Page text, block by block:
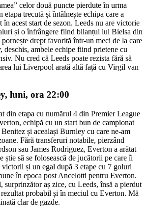
celor două puncte pierdute în urma
etapa trecută și întâlnește echipa care a
în acest start de sezon. Leeds nu are victorie
și o înfrângere fiind bilanțul lui Bielsa din
drept favorită într-un meci de la care
deschis, ambele echipe fiind prietene cu
Nu cred că Leeds poate rezista fără să
lui Liverpool arată altă față cu Virgil van
luni, ora 22:00
din etapa cu numărul 4 din Premier League
echipă cu un start bun de campionat
și acealași Burnley cu care ne-am
Fără transferuri notabile, pierzând
sau James Rodriguez, Everton a arătat
știe să se folosească de jucătorii pe care îi
și un egal după 3 etape cu 7 goluri
în epoca post Ancelotti pentru Everton.
surprinzător aș zice, cu Leeds, însă a pierdut
probabil și în meciul cu Everton. Mă
clar de gazde.